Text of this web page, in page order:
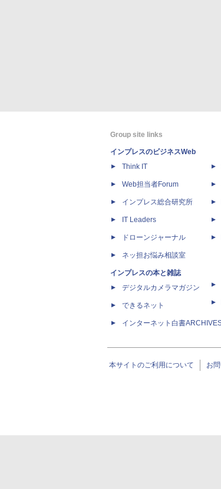
Group site links
インプレスのビジネスWeb
Think IT
Web担当者Forum
インプレス総合研究所
IT Leaders
ドローンジャーナル
ネッ担お悩み相談室
インプレスの本と雑誌
デジタルカメラマガジン
できるネット
インターネット白書
本サイトのご利用について お